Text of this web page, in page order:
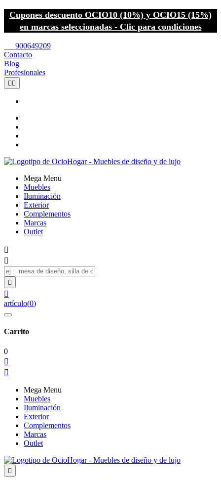
Cupones descuento OCIO10 (10%) y OCIO15 (15%)
en marcas seleccionadas - Clic para condiciones
900649209
Contacto
Blog
Profesionales
 
Mega Menu
Muebles
Iluminación
Exterior
Complementos
Marcas
Outlet




artículo(0)
Carrito
0


Mega Menu
Muebles
Iluminación
Exterior
Complementos
Marcas
Outlet
